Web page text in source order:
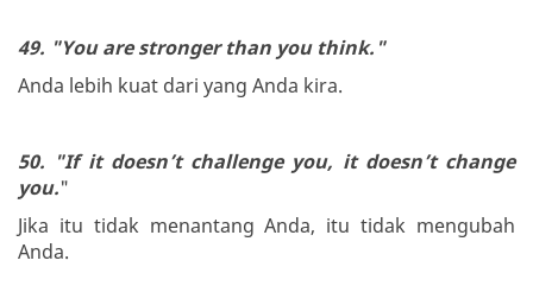
49. "You are stronger than you think."
Anda lebih kuat dari yang Anda kira.
50. "If it doesn’t challenge you, it doesn’t change
you."
Jika itu tidak menantang Anda, itu tidak mengubah
Anda.